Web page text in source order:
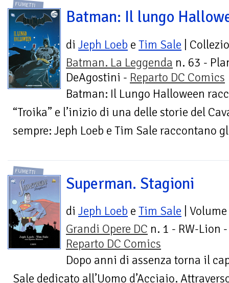
FUMETTI
Batman: Il lungo
di Jeph Loeb e Tim Sale |
Batman. La Leggenda n. 63 -
DeAgostini - Reparto DC Comics
Batman: Il Lungo Halloween
“Troika” e l’inizio di una delle storie del
sempre: Jeph Loeb e Tim Sale raccontano
FUMETTI
Superman. Stagioni
di Jeph Loeb e Tim Sale | Volume
Grandi Opere DC n. 1 - RW-Lion -
Reparto DC Comics
Dopo anni di assenza torna il
Sale dedicato all’Uomo d’Acciaio.